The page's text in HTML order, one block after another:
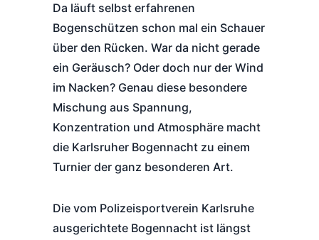
Da läuft selbst erfahrenen
Bogenschützen schon mal ein Schauer
über den Rücken. War da nicht gerade
ein Geräusch? Oder doch nur der Wind
im Nacken? Genau diese besondere
Mischung aus Spannung,
Konzentration und Atmosphäre macht
die Karlsruher Bogennacht zu einem
Turnier der ganz besonderen Art.
Die vom Polizeisportverein Karlsruhe
ausgerichtete Bogennacht ist längst